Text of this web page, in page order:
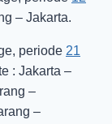
– Jakarta.
periode 21
: Jakarta –
–
–